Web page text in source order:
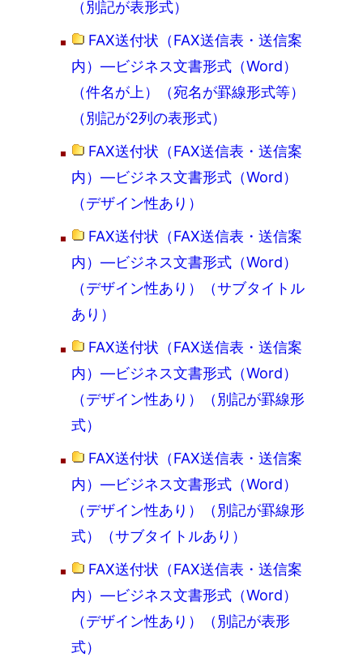
（別記が表形式）
FAX送付状（FAX送信表・送信案
内）―ビジネス文書形式（Word）
（件名が上）（宛名が罫線形式等）
（別記が2列の表形式）
FAX送付状（FAX送信表・送信案
内）―ビジネス文書形式（Word）
（デザイン性あり）
FAX送付状（FAX送信表・送信案
内）―ビジネス文書形式（Word）
（デザイン性あり）（サブタイトル
あり）
FAX送付状（FAX送信表・送信案
内）―ビジネス文書形式（Word）
（デザイン性あり）（別記が罫線形
式）
FAX送付状（FAX送信表・送信案
内）―ビジネス文書形式（Word）
（デザイン性あり）（別記が罫線形
式）（サブタイトルあり）
FAX送付状（FAX送信表・送信案
内）―ビジネス文書形式（Word）
（デザイン性あり）（別記が表形
式）